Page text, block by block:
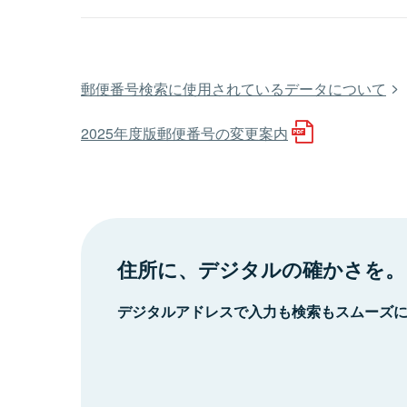
郵便番号検索に使用されているデータについて
2025年度版郵便番号の変更案内
住所に、デジタルの確かさを。
デジタルアドレスで入力も検索もスムーズ